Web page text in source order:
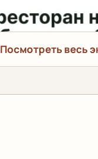
Посмотреть весь